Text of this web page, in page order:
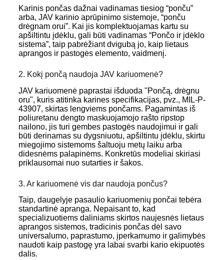
Karinis pončas dažnai vadinamas tiesiog “ponču”
arba, JAV karinio aprūpinimo sistemoje, “ponču
drėgnam orui”. Kai jis komplektuojamas kartu su
apšiltintu įdėklu, gali būti vadinamas “Pončo ir įdėklo
sistema”, taip pabrėžiant dvigubą jo, kaip lietaus
aprangos ir pastogės elemento, vaidmenį.
2. Kokį pončą naudoja JAV kariuomenė?
JAV kariuomenė paprastai išduoda "Pončą, drėgnu
oru", kuris atitinka karines specifikacijas, pvz., MIL-P-
43907, skirtas lengviems pončams. Pagamintas iš
poliuretanu dengto maskuojamojo rašto ripstop
nailono, jis turi gembes pastogės naudojimui ir gali
būti derinamas su dygsniuotu, apšiltintu įdėklu, skirtu
miegojimo sistemoms šaltuoju metų laiku arba
didesnėms palapinėms. Konkretūs modeliai skiriasi
priklausomai nuo sutarties ir šakos.
3. Ar kariuomenė vis dar naudoja pončus?
Taip, daugelyje pasaulio kariuomenių pončai tebėra
standartinė apranga. Nepaisant to, kad
specializuotiems daliniams skirtos naujesnės lietaus
aprangos sistemos, tradicinis pončas dėl savo
universalumo, paprastumo, įperkamumo ir galimybės
naudoti kaip pastogę yra labai svarbi kario ekipuotės
dalis.